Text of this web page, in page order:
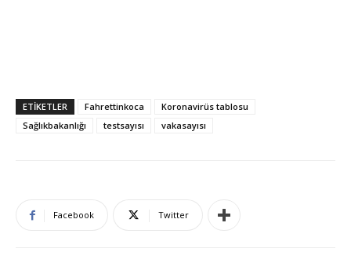
ETIKETLER Fahrettinkoca
Koronavirüs tablosu
Sağlıkbakanlığı
testsayısı vakasayısı
Facebook Twitter